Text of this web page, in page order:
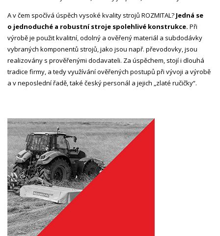
A v čem spočívá úspěch vysoké kvality strojů ROZMITAL? Jedná se
o jednoduché a robustní stroje spolehlivé konstrukce. Při
výrobě je použit kvalitní, odolný a ověřený materiál a subdodávky
vybraných komponentů strojů, jako jsou např. převodovky, jsou
realizovány s prověřenými dodavateli. Za úspěchem, stojí i dlouhá
tradice firmy, a tedy využívání ověřených postupů při vývoji a výrobě
a v neposlední řadě, také český personál a jejich „zlaté ručičky“.